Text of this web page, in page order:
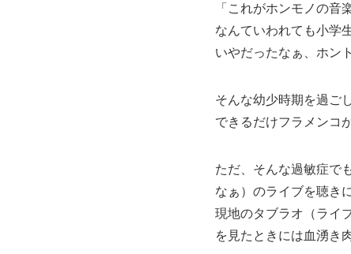
「これがホンモノの音
なんていわれても小学
いやだったなぁ、ホント
そんな幼少時期を過ご
できるだけフラメンコ
ただ、そんな過敏症で
なぁ）のライブを聴き
現地のタブラオ（ライ
を見たときには血湧き